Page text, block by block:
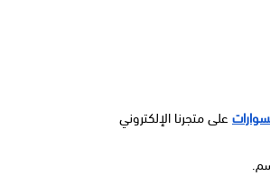
على متجرنا الإلكتروني